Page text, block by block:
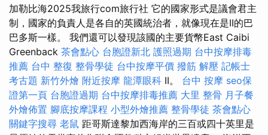
加勒比海2025我旅行com旅行社 它的國家形式是議會君主
制，國家的負責人是各自的英國統治者，就像現在是II的巴
巴多斯一樣。 我們還可以發現該國的主要貨幣East Caibi
Greenback 茶會點心 台胞證新北 護照過期 台中按摩排毒
推薦 台中 整復 整骨學徒 台中按摩平價 撥筋 解壓 記帳士
考古題 新竹外燴 附近按摩 龍潭眼科 II。 台中 按摩 seo保
證第一頁 台胞證過期 台中按摩排毒推薦 大里 整骨 月子餐
外燴佈置 腳底按摩課程 小型外燴推薦 整骨學徒 茶會點心
關鍵字搜尋 老鼠 距哥斯達黎加西海岸的三百或四十英里是